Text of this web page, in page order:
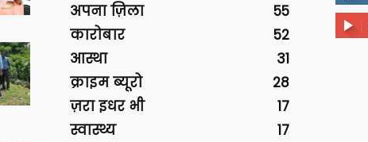
अपना ज़िला
55
कारोबार
52
आस्था
31
क्राइम ब्यूरो
28
ज़रा इधर भी
17
स्वास्थ्य
17